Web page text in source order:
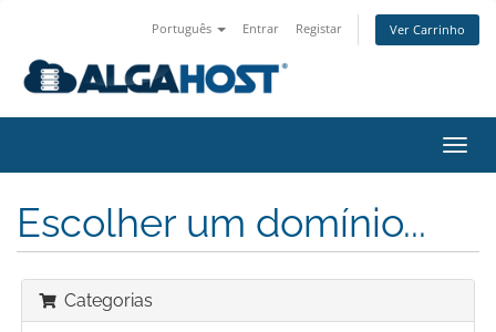
Português Entrar Registar Ver Carrinho
Escolher um domínio...
Categorias